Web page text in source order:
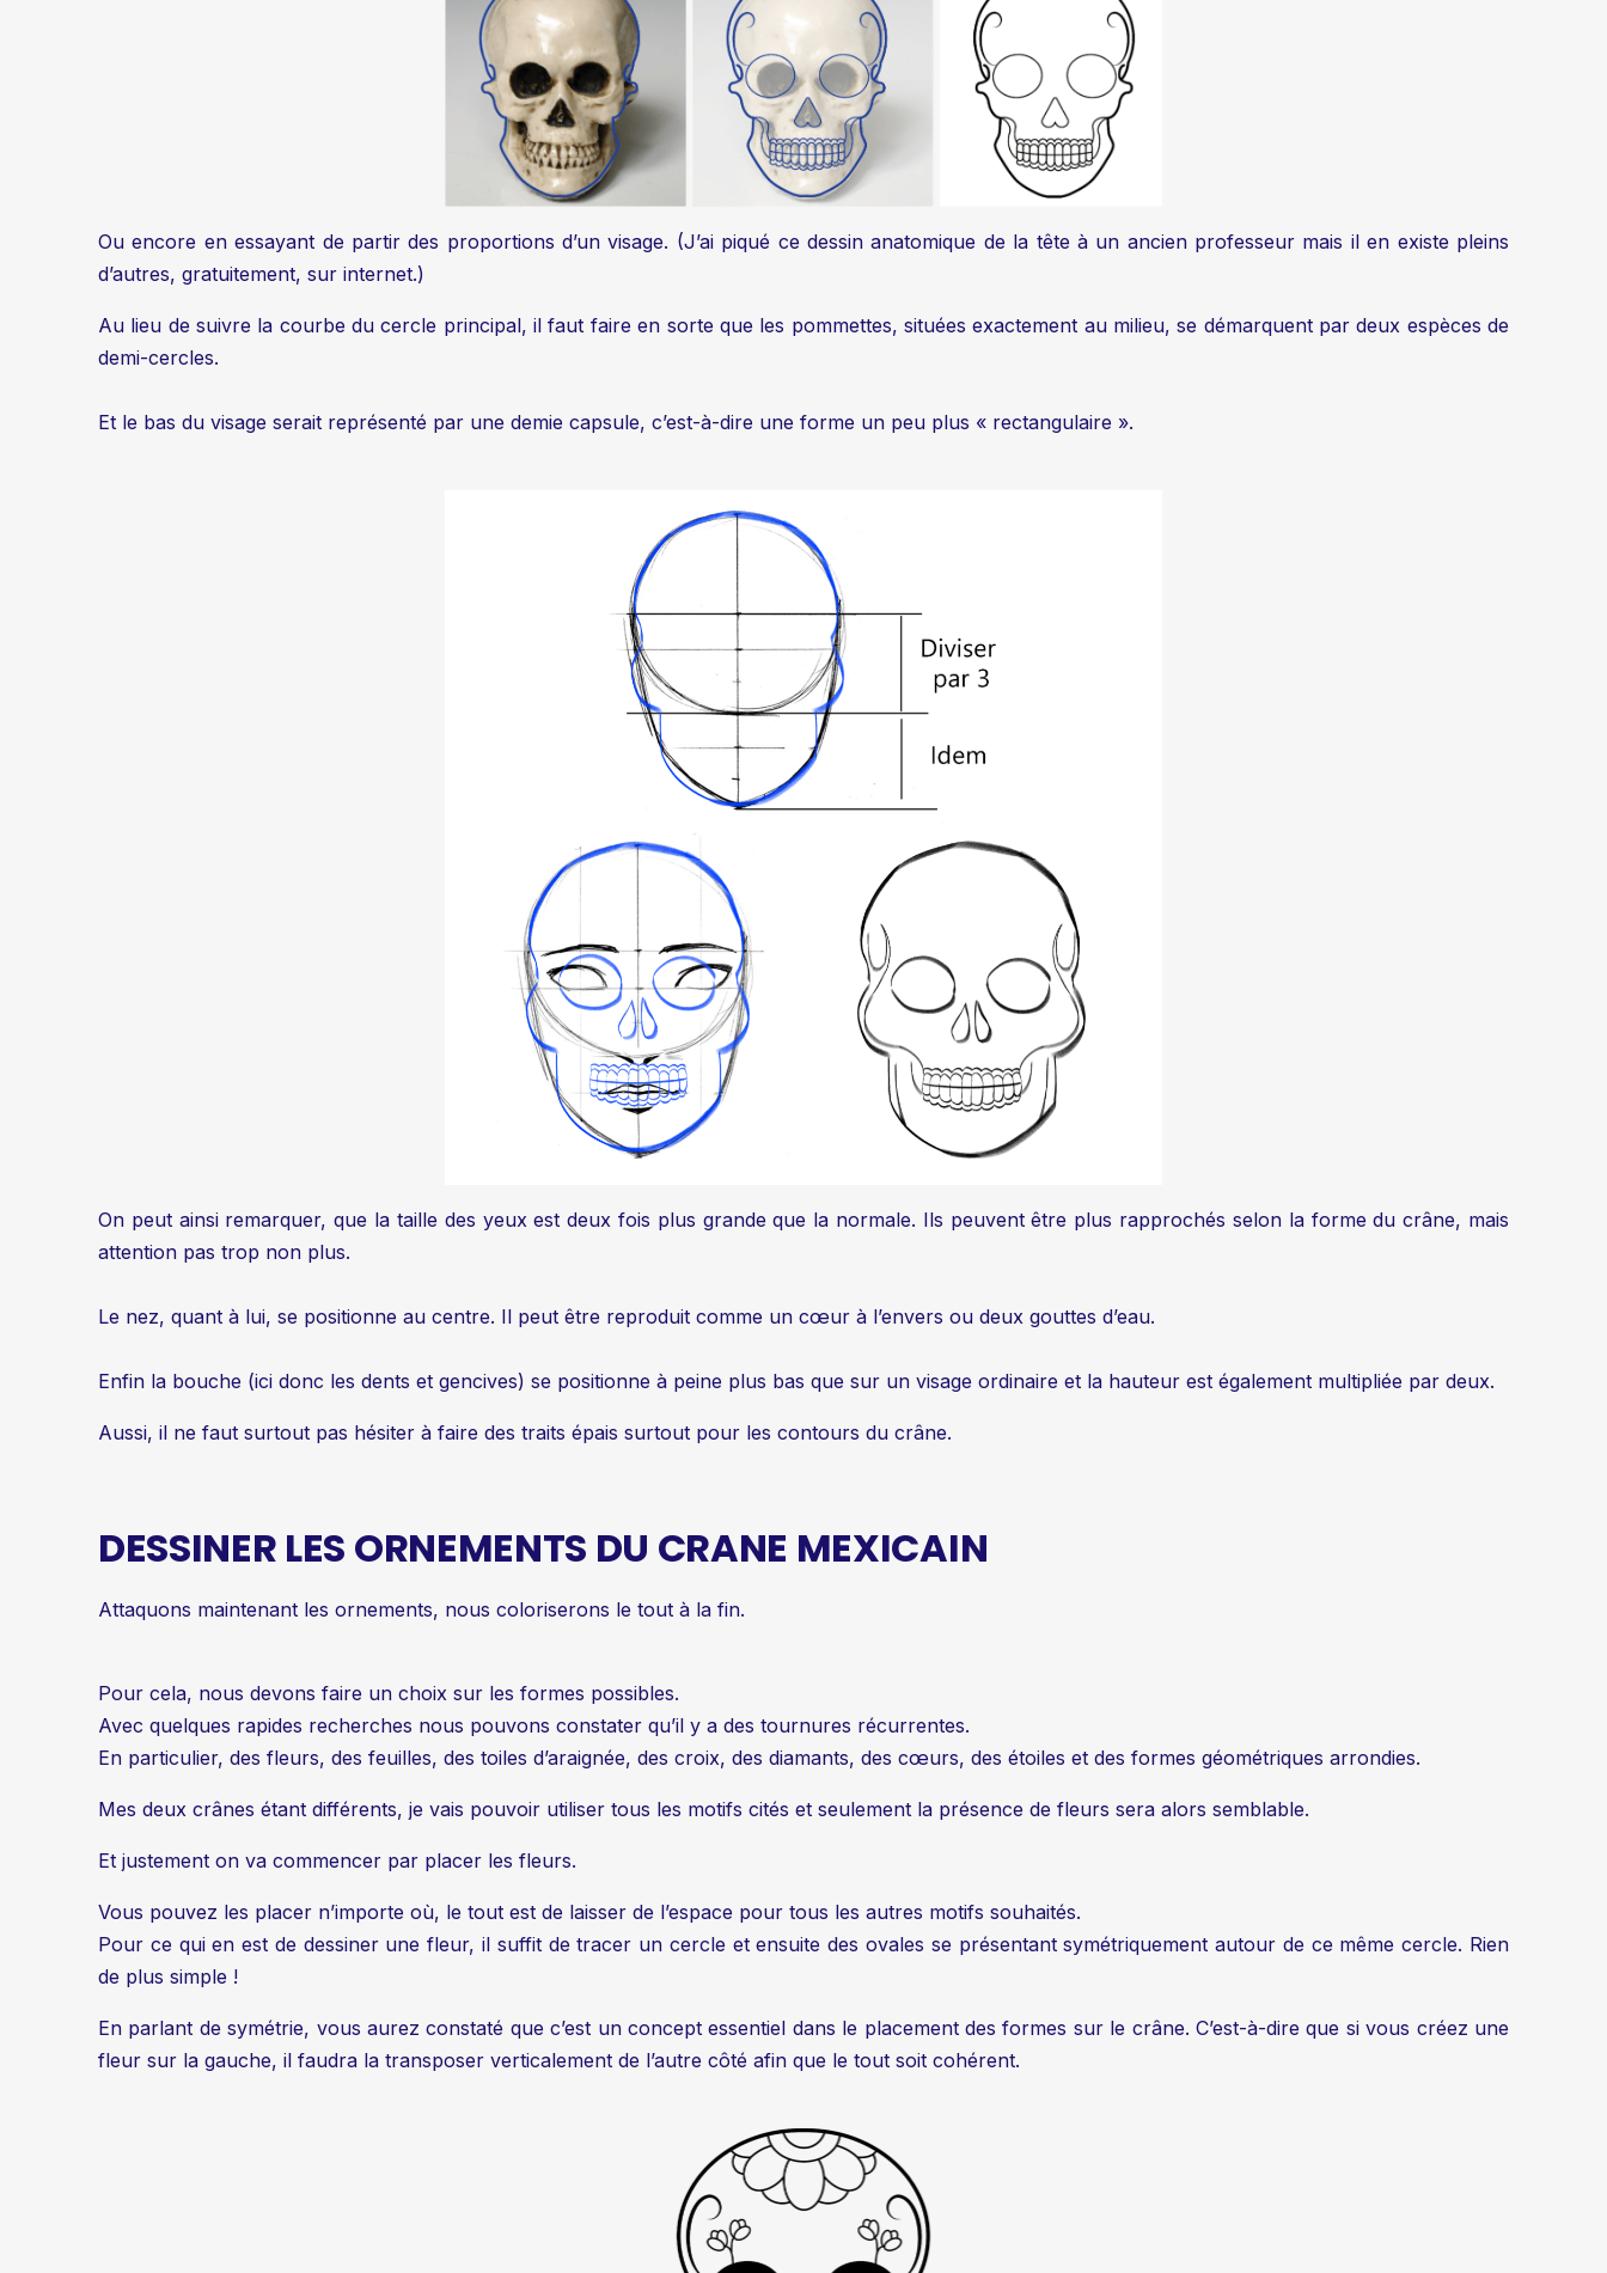
Ou encore en essayant de partir des proportions d’un visage. (J’ai piqué ce dessin anatomique de la tête à un ancien professeur mais il en existe pleins
d’autres, gratuitement, sur internet.)
Au lieu de suivre la courbe du cercle principal, il faut faire en sorte que les pommettes, situées exactement au milieu, se démarquent par deux espèces de
demi-cercles.
Et le bas du visage serait représenté par une demie capsule, c’est-à-dire une forme un peu plus « rectangulaire ».
On peut ainsi remarquer, que la taille des yeux est deux fois plus grande que la normale. Ils peuvent être plus rapprochés selon la forme du crâne, mais
attention pas trop non plus.
Le nez, quant à lui, se positionne au centre. Il peut être reproduit comme un cœur à l’envers ou deux gouttes d’eau.
Enfin la bouche (ici donc les dents et gencives) se positionne à peine plus bas que sur un visage ordinaire et la hauteur est également multipliée par deux.
Aussi, il ne faut surtout pas hésiter à faire des traits épais surtout pour les contours du crâne.
DESSINER LES ORNEMENTS DU CRANE MEXICAIN
Attaquons maintenant les ornements, nous coloriserons le tout à la fin.
Pour cela, nous devons faire un choix sur les formes possibles.
Avec quelques rapides recherches nous pouvons constater qu’il y a des tournures récurrentes.
En particulier, des fleurs, des feuilles, des toiles d’araignée, des croix, des diamants, des cœurs, des étoiles et des formes géométriques arrondies.
Mes deux crânes étant différents, je vais pouvoir utiliser tous les motifs cités et seulement la présence de fleurs sera alors semblable.
Et justement on va commencer par placer les fleurs.
Vous pouvez les placer n’importe où, le tout est de laisser de l’espace pour tous les autres motifs souhaités.
Pour ce qui en est de dessiner une fleur, il suffit de tracer un cercle et ensuite des ovales se présentant symétriquement autour de ce même cercle. Rien
de plus simple !
En parlant de symétrie, vous aurez constaté que c’est un concept essentiel dans le placement des formes sur le crâne. C’est-à-dire que si vous créez une
fleur sur la gauche, il faudra la transposer verticalement de l’autre côté afin que le tout soit cohérent.